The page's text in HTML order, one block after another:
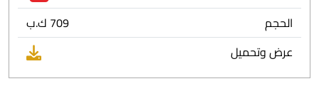
الحجم
709 ك.ب
عرض وتحميل